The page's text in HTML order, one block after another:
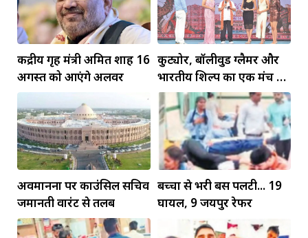
केंद्रीय गृह मंत्री अमित शाह 16
अगस्त को आएंगे अलवर
कुट्योर, बॉलीवुड ग्लैमर और
भारतीय शिल्प का एक मंच पर
जलवा
अवमानना पर काउंसिल सचिव
जमानती वारंट से तलब
बच्चों से भरी बस पलटी... 19
घायल, 9 जयपुर रेफर